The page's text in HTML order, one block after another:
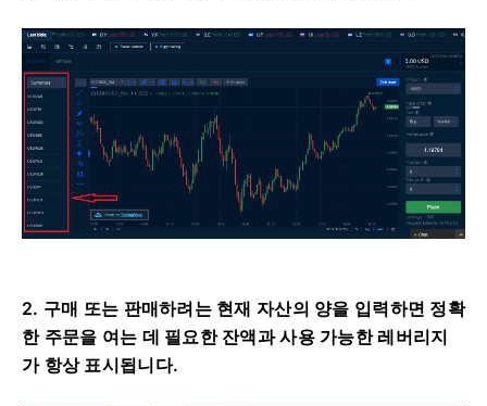
2. 구매 또는 판매하려는 현재 자산의 양을 입력하면 정확
한 주문을 여는 데 필요한 잔액과 사용 가능한 레버리지
가 항상 표시됩니다.